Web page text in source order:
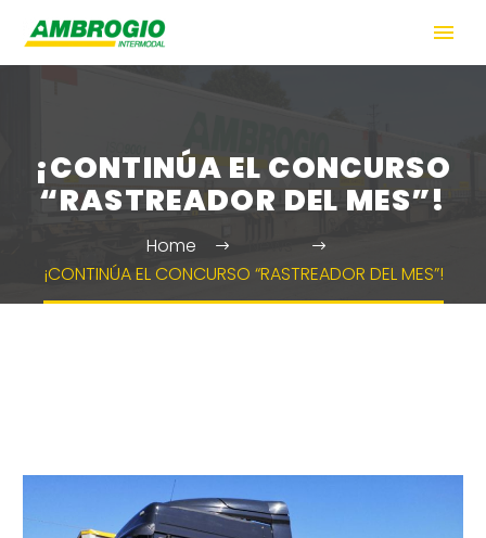
¡CONTINÚA EL CONCURSO
“RASTREADOR DEL MES”!
Home
¡CONTINÚA EL CONCURSO “RASTREADOR DEL MES”!